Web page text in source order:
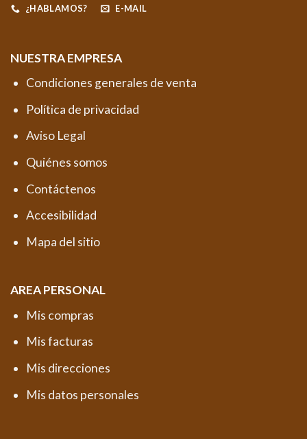
¿HABLAMOS? E-MAIL
NUESTRA EMPRESA
Condiciones generales de venta
Política de privacidad
Aviso Legal
Quiénes somos
Contáctenos
Accesibilidad
Mapa del sitio
AREA PERSONAL
Mis compras
Mis facturas
Mis direcciones
Mis datos personales